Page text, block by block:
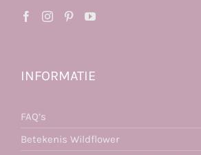
INFORMATIE
FAQ’s
Betekenis Wildflower